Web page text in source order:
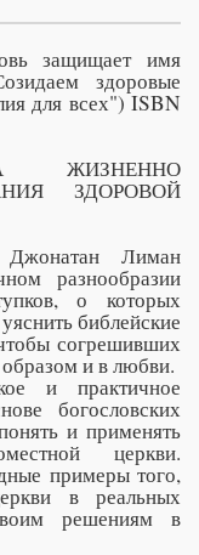
защищает имя
здоровые
для всех") ISBN
ЖИЗНЕННО
ЗДОРОВОЙ
Лиман
разнообразии
о которых
библейские
согрешивших
и в любви.
и практичное
богословских
и применять
церкви.
примеры того,
в реальных
решениям в